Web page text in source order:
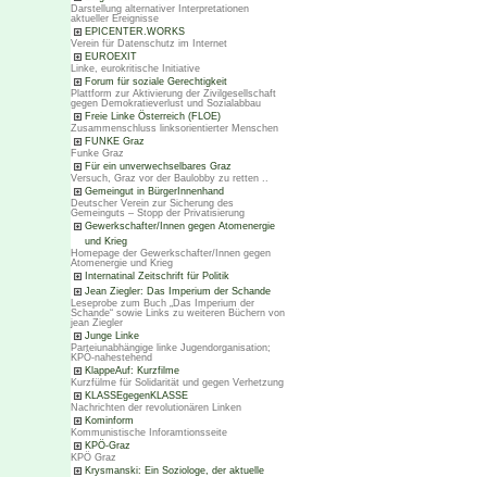
Darstellung alternativer Interpretationen
aktueller Ereignisse
EPICENTER.WORKS
Verein für Datenschutz im Internet
EUROEXIT
Linke, eurokritische Initiative
Forum für soziale Gerechtigkeit
Plattform zur Aktivierung der Zivilgesellschaft
gegen Demokratieverlust und Sozialabbau
Freie Linke Österreich (FLOE)
Zusammenschluss linksorientierter Menschen
FUNKE Graz
Funke Graz
Für ein unverwechselbares Graz
Versuch, Graz vor der Baulobby zu retten ..
Gemeingut in BürgerInnenhand
Deutscher Verein zur Sicherung des
Gemeinguts – Stopp der Privatisierung
Gewerkschafter/Innen gegen Atomenergie
und Krieg
Homepage der Gewerkschafter/Innen gegen
Atomenergie und Krieg
Internatinal Zeitschrift für Politik
Jean Ziegler: Das Imperium der Schande
Leseprobe zum Buch „Das Imperium der
Schande“ sowie Links zu weiteren Büchern von
jean Ziegler
Junge Linke
Parteiunabhängige linke Jugendorganisation;
KPÖ-nahestehend
KlappeAuf: Kurzfilme
Kurzfülme für Solidarität und gegen Verhetzung
KLASSEgegenKLASSE
Nachrichten der revolutionären Linken
Kominform
Kommunistische Inforamtionsseite
KPÖ-Graz
KPÖ Graz
Krysmanski: Ein Soziologe, der aktuelle